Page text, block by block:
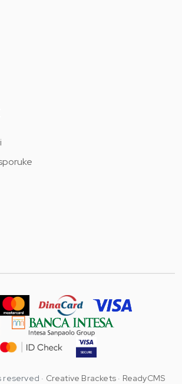
· Creative Brackets · ReadyCMS